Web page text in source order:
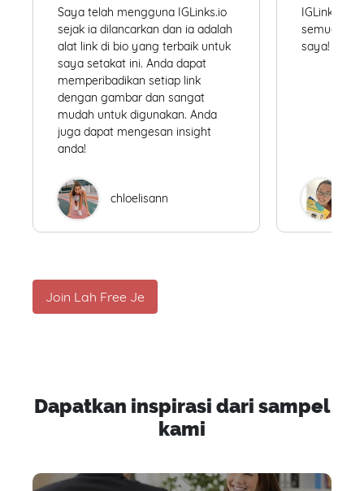
Saya telah mengguna IGLinks.io
sejak ia dilancarkan dan ia adalah
alat link di bio yang terbaik untuk
saya setakat ini. Anda dapat
memperibadikan setiap link
dengan gambar dan sangat
mudah untuk digunakan. Anda
juga dapat mengesan insight
anda!
chloelisann
IGLinks.io
semua
saya!
Join Lah Free Je
Dapatkan inspirasi dari sampel
kami